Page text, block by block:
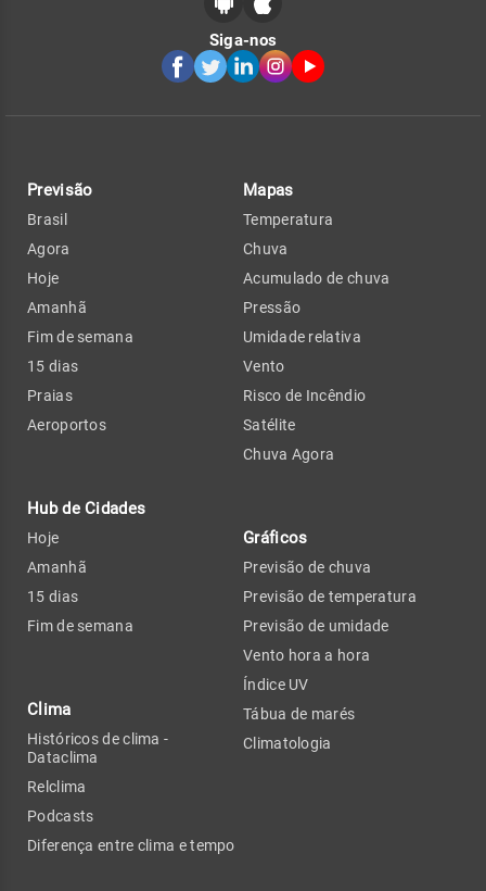
Siga-nos
Previsão
Brasil
Agora
Hoje
Amanhã
Fim de semana
15 dias
Praias
Aeroportos
Hub de Cidades
Hoje
Amanhã
15 dias
Fim de semana
Clima
Históricos de clima -
Dataclima
Relclima
Podcasts
Diferença entre clima e tempo
Mapas
Temperatura
Chuva
Acumulado de chuva
Pressão
Umidade relativa
Vento
Risco de Incêndio
Satélite
Chuva Agora
Gráficos
Previsão de chuva
Previsão de temperatura
Previsão de umidade
Vento hora a hora
Índice UV
Tábua de marés
Climatologia